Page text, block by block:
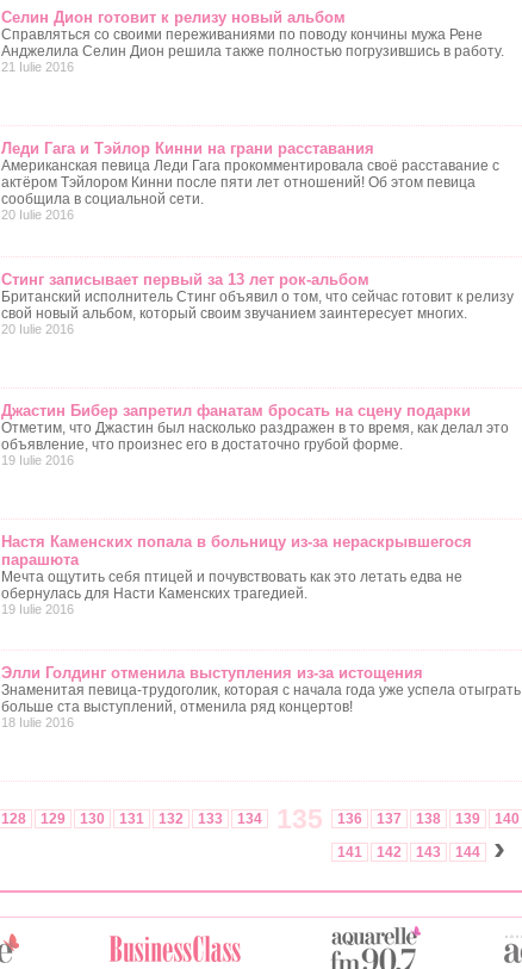
Селин Дион готовит к релизу новый альбом
Справляться со своими переживаниями по поводу кончины мужа Рене
Анджелила Селин Дион решила также полностью погрузившись в работу.
21 Iulie 2016
Леди Гага и Тэйлор Кинни на грани расставания
Американская певица Леди Гага прокомментировала своё расставание c
актёром Тэйлором Кинни после пяти лет отношений! Об этом певица
сообщила в социальной сети.
20 Iulie 2016
Стинг записывает первый за 13 лет рок-альбом
Британский исполнитель Стинг объявил о том, что сейчас готовит к релизу
свой новый альбом, который своим звучанием заинтересует многих.
20 Iulie 2016
Джастин Бибер запретил фанатам бросать на сцену подарки
Отметим, что Джастин был насколько раздражен в то время, как делал это
объявление, что произнес его в достаточно грубой форме.
19 Iulie 2016
Настя Каменских попала в больницу из-за нераскрывшегося
парашюта
Мечта ощутить себя птицей и почувствовать как это летать едва не
обернулась для Насти Каменских трагедией.
19 Iulie 2016
Элли Голдинг отменила выступления из-за истощения
Знаменитая певица-трудоголик, которая с начала года уже успела отыграть
больше ста выступлений, отменила ряд концертов!
18 Iulie 2016
128 129 130 131 132 133 134 135 136 137 138 139
140
141
142 143 144 ›